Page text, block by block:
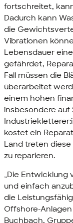
fortschreitet,
Dadurch kann
die
Vibrationen
Lebensdauer
gefährdet,
Fall müssen die
überarbeitet
einem hohen
insbesondere
kostet ein
Land treten
zu reparieren.
„Die Entwicklung
und einfach
die
Offshore-
Buchbach,